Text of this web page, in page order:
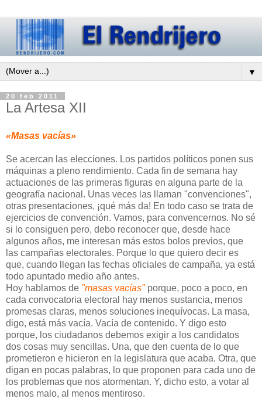
▼
20 feb 2011
La Artesa XII
«Masas vacías»
Se acercan las elecciones. Los partidos políticos ponen sus
máquinas a pleno rendimiento. Cada fin de semana hay
actuaciones de las primeras figuras en alguna parte de la
geografía nacional. Unas veces las llaman "convenciones",
otras presentaciones, ¡qué más da! En todo caso se trata de
ejercicios de convención. Vamos, para convencernos. No sé
si lo consiguen pero, debo reconocer que, desde hace
algunos años, me interesan más estos bolos previos, que
las campañas electorales. Porque lo que quiero decir es
que, cuando llegan las fechas oficiales de campaña, ya está
todo apuntado medio año antes.
Hoy hablamos de "masas vacías"porque, poco a poco, en
cada convocatoria electoral hay menos sustancia, menos
promesas claras, menos soluciones inequívocas. La masa,
digo, está más vacía. Vacía de contenido. Y digo esto
porque, los ciudadanos debemos exigir a los candidatos
dos cosas muy sencillas. Una, que den cuenta de lo que
prometieron e hicieron en la legislatura que acaba. Otra, que
digan en pocas palabras, lo que proponen para cada uno de
los problemas que nos atormentan. Y, dicho esto, a votar al
menos malo, al menos mentiroso.